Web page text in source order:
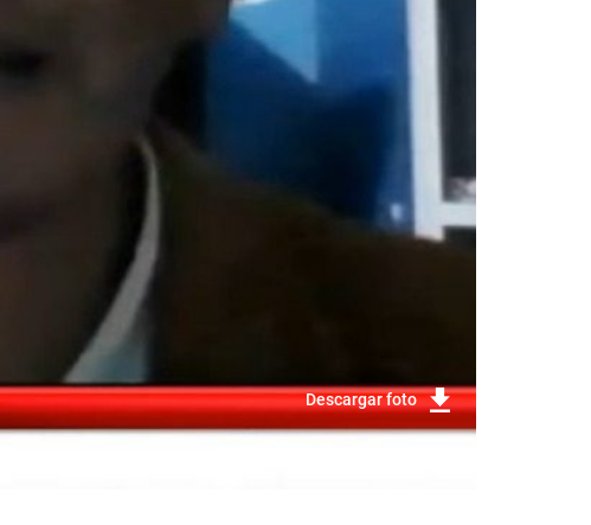
Descargar foto